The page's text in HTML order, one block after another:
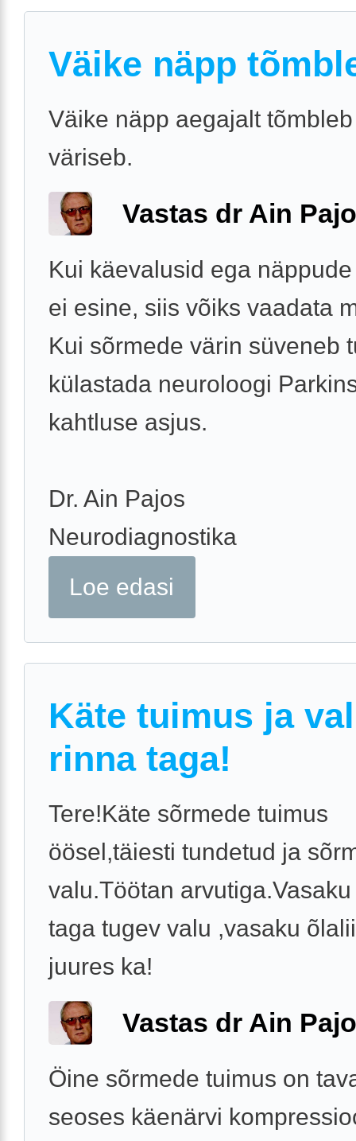
Väike näpp
Väike näpp aegajalt
väriseb.
Vastas dr Ain
Kui käevalusid ega
ei esine, siis võiks vaadata
Kui sõrmede värin süveneb
külastada neuroloogi
kahtluse asjus.
Dr. Ain Pajos
Neurodiagnostika
Loe edasi
Käte tuimus ja
rinna taga!
Tere!Käte sõrmede tuimus
öösel,täiesti tundetud ja
valu.Töötan
taga tugev valu ,vasaku
juures ka!
Vastas dr Ain
Öine sõrmede tuimus on
seoses käenärvi